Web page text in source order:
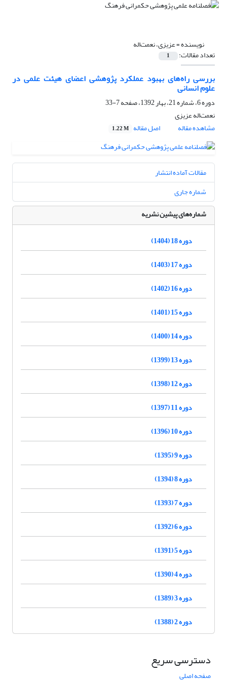
نویسنده =عزیزی، نعمت‌اله
تعداد مقالات: 1
بررسی راه‌های بهبود عملکرد پژوهشی اعضای هیئت علمی در
علوم انسانی
دوره 6، شماره 21، بهار 1392، صفحه
7-33
نعمت‌اله عزیزی
مشاهده مقاله
اصل مقاله 1.22 M
مقالات آماده انتشار
شماره جاری
شماره‌های پیشین نشریه
دوره 18 (1404)
دوره 17 (1403)
دوره 16 (1402)
دوره 15 (1401)
دوره 14 (1400)
دوره 13 (1399)
دوره 12 (1398)
دوره 11 (1397)
دوره 10 (1396)
دوره 9 (1395)
دوره 8 (1394)
دوره 7 (1393)
دوره 6 (1392)
دوره 5 (1391)
دوره 4 (1390)
دوره 3 (1389)
دوره 2 (1388)
دسترسی سریع
صفحه اصلی